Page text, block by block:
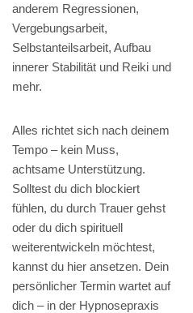
anderem Regressionen,
Vergebungsarbeit,
Selbstanteilsarbeit, Aufbau
innerer Stabilität und Reiki und
mehr.
Alles richtet sich nach deinem
Tempo – kein Muss,
achtsame Unterstützung.
Solltest du dich blockiert
fühlen, du durch Trauer gehst
oder du dich spirituell
weiterentwickeln möchtest,
kannst du hier ansetzen. Dein
persönlicher Termin wartet auf
dich – in der Hypnosepraxis